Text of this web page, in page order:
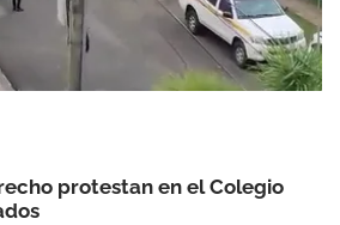
protestan en el Colegio